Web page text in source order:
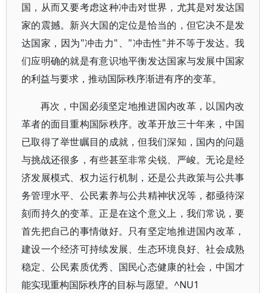
国，从而又要考虑这种冲击对世界，尤其是对发达国
家的震撼。新兴大国的定位是恰当的，但它决不是发
达国家，因为"冲击力"、"冲击性"并不等于发达。我
们应明确的就是有意识地平衡发达国家与发展中国家
的利益与要求，推动国际秩序渐进有序的变革。
再次，中国必须坚定地推进国内改革，以国内改
革者的面目重构国际秩序。改革开放三十年来，中国
已取得了举世瞩目的成就，但我们深知，国内的问题
与挑战还很多，有些甚至非常尖锐、严峻。无论是经
济发展模式、权力运行机制，还是公共政策与公共事
务管理水平、公民素养与公共精神状况等，都亟待深
刻而持久的变革。正是在这个意义上，我们常说，要
首先把自己的事情做好。只有坚定地推进国内改革，
建设一个经济可持续发展、生态环境良好、社会成熟
稳定、公民素质优秀、国民心态健康的社会，中国才
能实现重构国际秩序的目标与愿望。^NU1